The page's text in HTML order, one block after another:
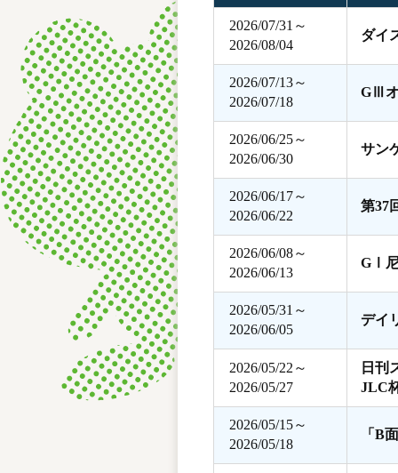
2026/07/31～
2026/08/04
ダイ
2026/07/13～
2026/07/18
GⅢオ
2026/06/25～
2026/06/30
サン
2026/06/17～
2026/06/22
第37
2026/06/08～
2026/06/13
GⅠ尼
2026/05/31～
2026/06/05
デイ
2026/05/22～
2026/05/27
日刊
JLC
2026/05/15～
2026/05/18
「B